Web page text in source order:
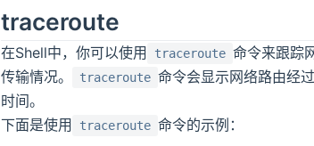
traceroute
在Shell中，你可以使用 traceroute 命令来跟踪
传输情况。
traceroute 命令会显示网络路由经
时间。
下面是使用
traceroute 命令的示例：